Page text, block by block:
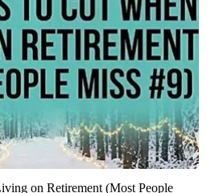
on Retirement (Most People